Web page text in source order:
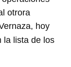
otrora
hoy
la lista de los